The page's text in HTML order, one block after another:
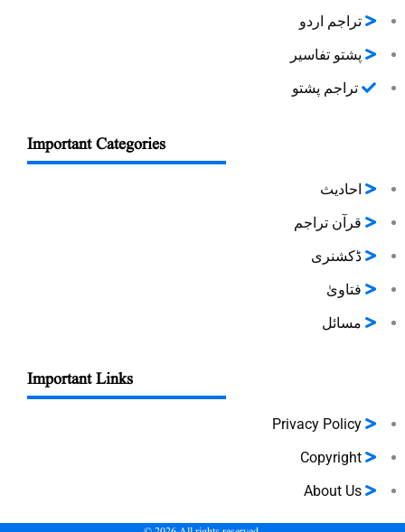
تراجم اردو
پشتو تفاسیر
تراجم پشتو
Important Categories
احادیث
قرآن تراجم
ڈکشنری
فتاویٰ
مسائل
Important Links
Privacy Policy
Copyright
About Us